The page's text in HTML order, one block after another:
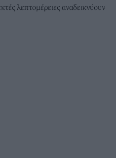
λεπτομέρειες αναδεικνύουν